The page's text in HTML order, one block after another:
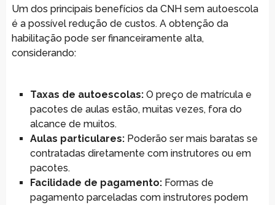
Um dos principais benefícios da CNH sem autoescola
é a possível redução de custos. A obtenção da
habilitação pode ser financeiramente alta,
considerando:
Taxas de autoescolas:O preço de matrícula e
pacotes de aulas estão, muitas vezes, fora do
alcance de muitos.
Aulas particulares:Poderão ser mais baratas se
contratadas diretamente com instrutores ou em
pacotes.
Facilidade de pagamento:Formas de
pagamento parceladas com instrutores podem